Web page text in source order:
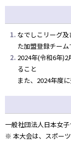
なでしこリーグ
た加盟登録チー
2024年(令和6年
ること
また、2024年度
一般社団法人日本女
※ 本大会は、スポーツ